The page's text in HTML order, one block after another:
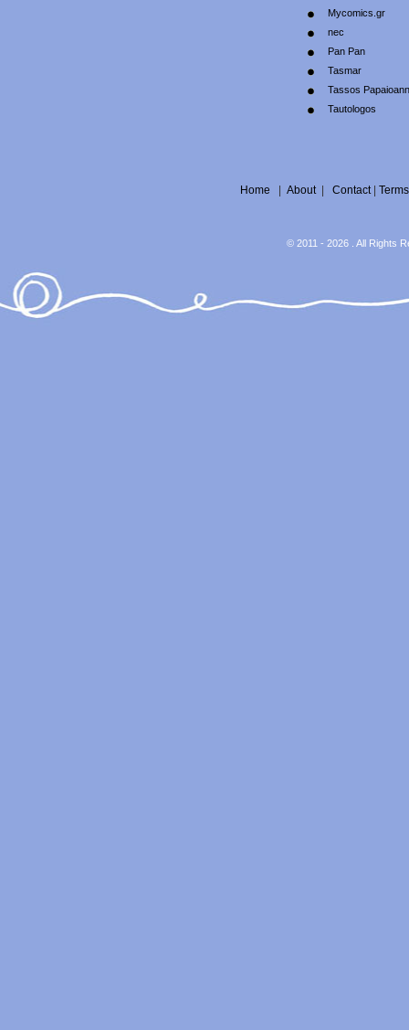
Mycomics.gr
nec
Pan Pan
Tasmar
Tassos
Tautologos
Home About| Contact| Terms
© 2011 - 2026 . All Rights